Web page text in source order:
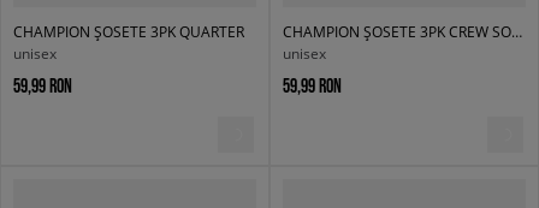
CHAMPION ȘOSETE 3PK QUARTER
unisex
59,99 RON
CHAMPION ȘOSETE 3PK CREW SOCKS
unisex
59,99 RON